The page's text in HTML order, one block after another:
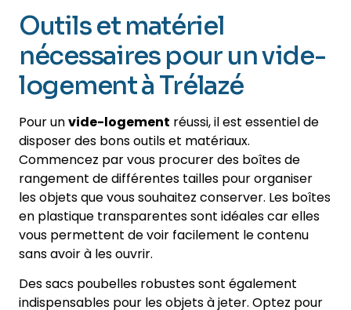
Outils et matériel
nécessaires pour un vide-
logement à Trélazé
Pour unvide-logement réussi, il est essentiel de
disposer des bons outils et matériaux.
Commencez par vous procurer des boîtes de
rangement de différentes tailles pour organiser
les objets que vous souhaitez conserver. Les boîtes
en plastique transparentes sont idéales car elles
vous permettent de voir facilement le contenu
sans avoir à les ouvrir.
Des sacs poubelles robustes sont également
indispensables pour les objets à jeter. Optez pour